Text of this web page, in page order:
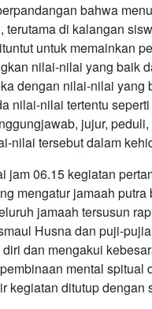
bahwa
di kalangan
untuk memainkan
nilai-nilai yang baik
dengan nilai-nilai
nilai-nilai tertentu
jujur,
nilai tersebut dalam
jam 06.15 kegiatan
mengatur jamaah
jamaah tersusun
Husna dan puji-
dan mengakui
mental spitual
kegiatan ditutup dengan